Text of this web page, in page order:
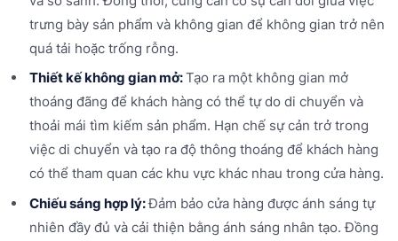
trưng bày sản phẩm và không gian để không gian trở nên
quá tải hoặc trống rỗng.
Thiết kế không gian mở:Tạo ra một không gian mở
thoáng đãng để khách hàng có thể tự do di chuyển và
thoải mái tìm kiếm sản phẩm. Hạn chế sự cản trở trong
việc di chuyển và tạo ra độ thông thoáng để khách hàng
có thể tham quan các khu vực khác nhau trong cửa hàng.
Chiếu sáng hợp lý:Đảm bảo cửa hàng được ánh sáng tự
nhiên đầy đủ và cải thiện bằng ánh sáng nhân tạo. Đồng